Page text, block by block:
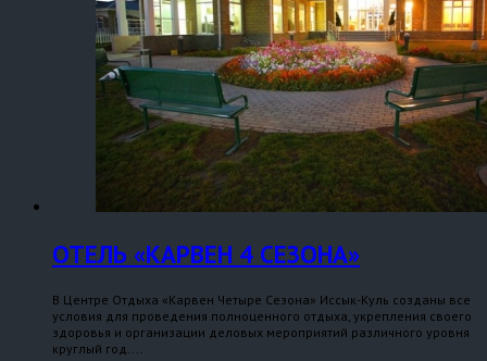
ОТЕЛЬ «КАРВЕН 4 СЕЗОНА»
В Центре Отдыха «Карвен Четыре Сезона» Иссык-Куль созданы все
условия для проведения полноценного отдыха, укрепления своего
здоровья и организации деловых мероприятий различного уровня
круглый год....